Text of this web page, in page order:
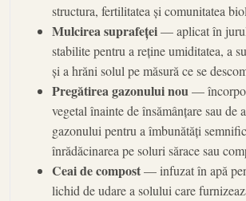
structura, fertilitatea și comunitatea
Mulcirea suprafeței— aplicat în
stabilite pentru a reține umiditatea, a
și a hrăni solul pe măsură ce se
Pregătirea gazonului nou—
vegetal înainte de însămânțare sau de
gazonului pentru a îmbunătăți
înrădăcinarea pe soluri sărace sau
Ceai de compost— infuzat în apă
lichid de udare a solului care